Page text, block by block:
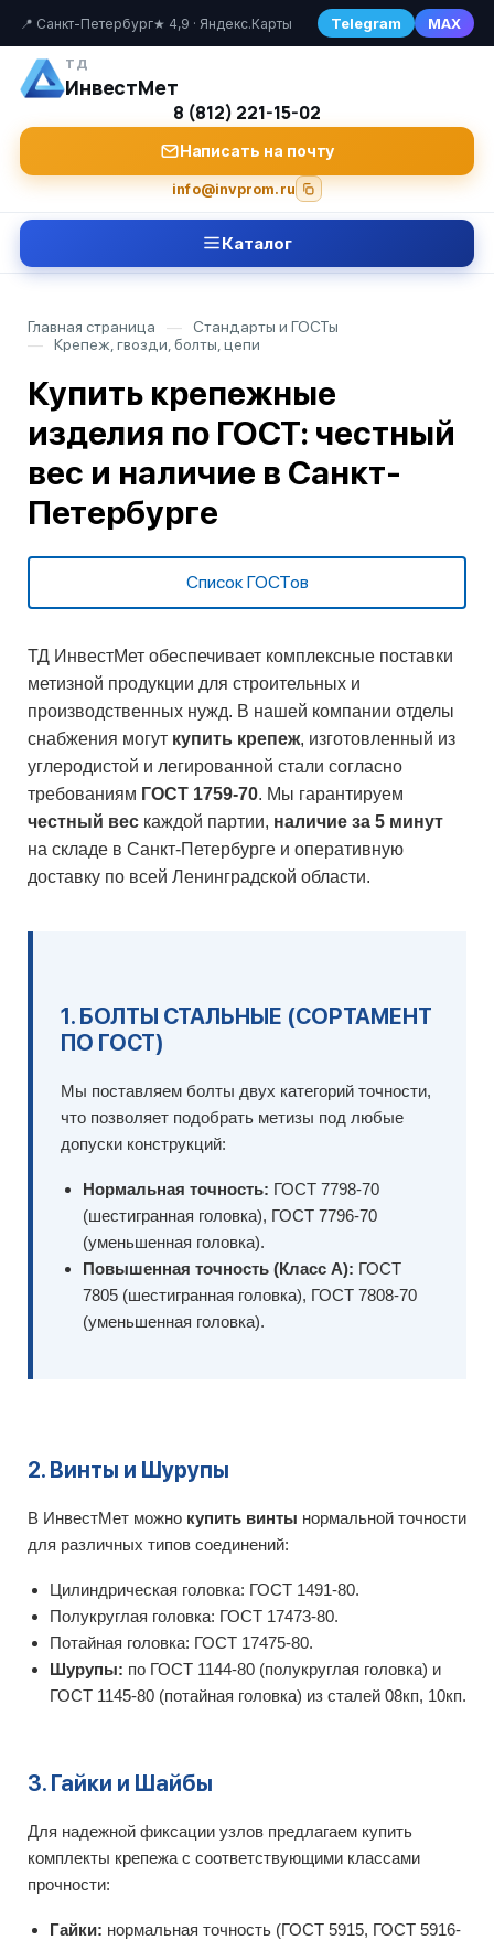
📍 Санкт-Петербург★ 4,9 · Яндекс.Карты Telegram MAX
ТД
ИнвестМет
8 (812) 221-15-02
Написать на почту
info@invprom.ru
Каталог
Главная страница —
Стандарты и ГОСТы
—
Крепеж, гвозди, болты, цепи
Купить крепежные
изделия по ГОСТ: честный
вес и наличие в Санкт-
Петербурге
Список ГОСТов
ТД ИнвестМет обеспечивает комплексные поставки
метизной продукции для строительных и
производственных нужд. В нашей компании отделы
снабжения могут купить крепеж, изготовленный из
углеродистой и легированной стали согласно
требованиям ГОСТ 1759-70. Мы гарантируем
честный вес каждой партии, наличие за 5 минут
на складе в Санкт-Петербурге и оперативную
доставку по всей Ленинградской области.
1. БОЛТЫ СТАЛЬНЫЕ (СОРТАМЕНТ
ПО ГОСТ)
Мы поставляем болты двух категорий точности,
что позволяет подобрать метизы под любые
допуски конструкций:
Нормальная точность: ГОСТ 7798-70
(шестигранная головка), ГОСТ 7796-70
(уменьшенная головка).
Повышенная точность (Класс А): ГОСТ
7805 (шестигранная головка), ГОСТ 7808-70
(уменьшенная головка).
2. Винты и Шурупы
В ИнвестМет можно купить винты нормальной точности
для различных типов соединений:
Цилиндрическая головка: ГОСТ 1491-80.
Полукруглая головка: ГОСТ 17473-80.
Потайная головка: ГОСТ 17475-80.
Шурупы: по ГОСТ 1144-80 (полукруглая головка) и
ГОСТ 1145-80 (потайная головка) из сталей 08кп, 10кп.
3. Гайки и Шайбы
Для надежной фиксации узлов предлагаем купить
комплекты крепежа с соответствующими классами
прочности:
Гайки: нормальная точность (ГОСТ 5915, ГОСТ 5916-